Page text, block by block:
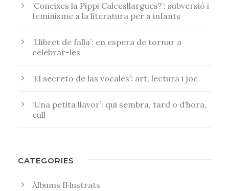
‘Coneixes la Pippi Calcesllargues?’: subversió i
feminisme a la literatura per a infants
‘Llibret de falla’: en espera de tornar a
celebrar-les
‘El secreto de las vocales’: art, lectura i joc
‘Una petita llavor’: qui sembra, tard o d’hora,
cull
CATEGORIES
Àlbums Il·lustrats